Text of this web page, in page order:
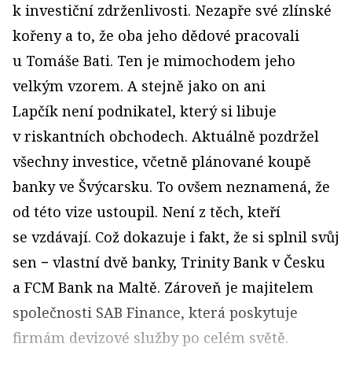
k investiční zdrženlivosti. Nezapře své zlínské
kořeny a to, že oba jeho dědové pracovali
u Tomáše Bati. Ten je mimochodem jeho
velkým vzorem. A stejně jako on ani
Lapčík není podnikatel, který si libuje
v riskantních obchodech. Aktuálně pozdržel
všechny investice, včetně plánované koupě
banky ve Švýcarsku. To ovšem neznamená, že
od této vize ustoupil. Není z těch, kteří
se vzdávají. Což dokazuje i fakt, že si splnil svůj
sen − vlastní dvě banky, Trinity Bank v Česku
a FCM Bank na Maltě. Zároveň je majitelem
společnosti SAB Finance, která poskytuje
firmám devizové služby po celém světě.